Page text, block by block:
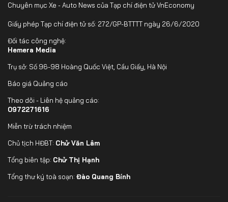
Chuyên mục Xe - Auto News của Tạp chí điện tử VnEconomy
Giấy phép Tạp chí điện tử số: 272/GP-BTTTT ngày 26/6/2020
Đối tác công nghệ:
Hemera Media
Trụ sở: Số 96-98 Hoàng Quốc Việt, Cầu Giấy, Hà Nội
Báo giá Quảng cáo
Theo dõi - Liên hệ quảng cáo:
0972271616
Miễn trừ trách nhiệm
Chủ tịch HĐBT: Chử Văn Lâm
Tổng biên tập: Chử Thị Hạnh
Tổng thư ký toà soạn: Đào Quang Bính